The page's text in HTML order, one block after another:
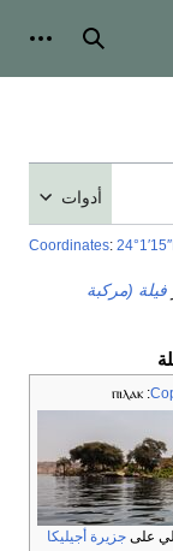
بحث
أدوات
Coordinates:
فيلة (مركبة
:
ⲡⲓⲗⲁⲕ
على جزيرة أجيليكا